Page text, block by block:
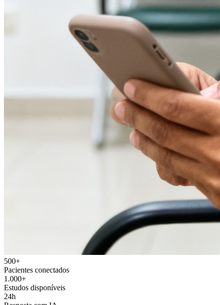
500+
Pacientes conectados
1.000+
Estudos disponíveis
24h